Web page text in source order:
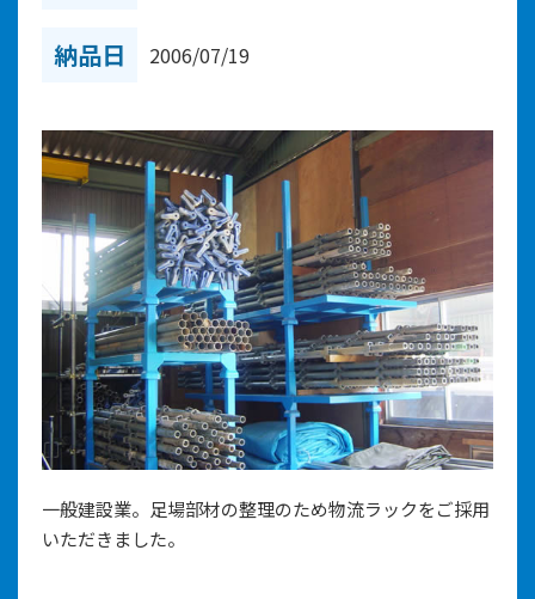
納品日 2006/07/19
一般建設業。足場部材の整理のため物流ラックをご採用
いただきました。